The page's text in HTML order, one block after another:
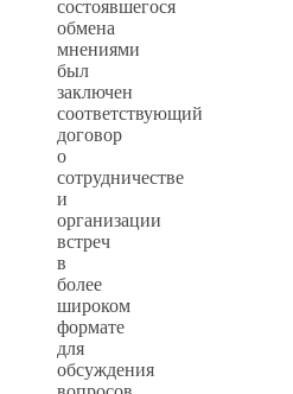
состоявшегося
обмена
мнениями
был
заключен
соответствующий
договор
о
сотрудничестве
и
организации
встреч
в
более
широком
формате
для
обсуждения